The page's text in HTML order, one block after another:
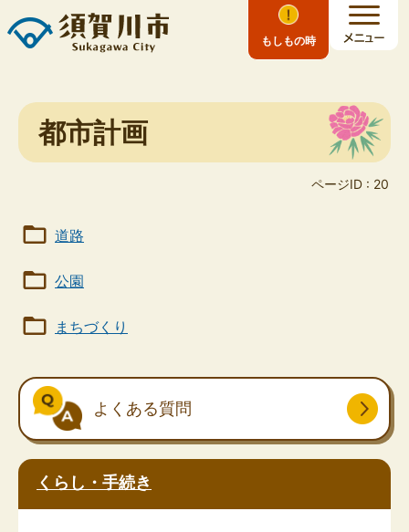
もしもの時
都市計画
ページID : 20
道路
公園
まちづくり
よくある質問
くらし・手続き